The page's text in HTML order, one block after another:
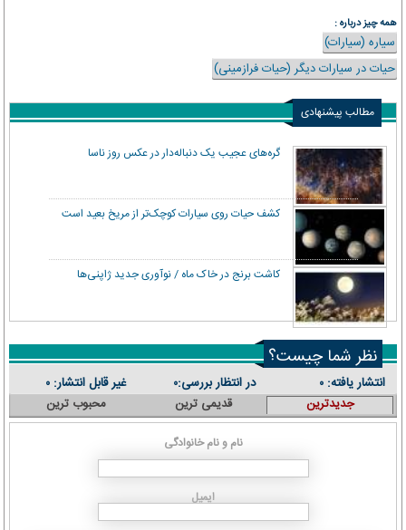
همه چیز درباره :
سیاره (سیارات)
حیات در سیارات دیگر (حیات فرازمینی)
مطالب پیشنهادی
گره‌های عجیب یک دنباله‌دار در عکس روز ناسا
کشف حیات روی سیارات کوچک‌تر از مریخ بعید است
کاشت برنج در خاک ماه / نوآوری جدید ژاپنی‌ها
نظر شما چیست؟
انتشار یافته: ۰ در انتظار بررسی:۰ غیر قابل انتشار: ۰
جدیدترین قدیمی ترین محبوب ترین
نام و نام خانوادگی
ایمیل